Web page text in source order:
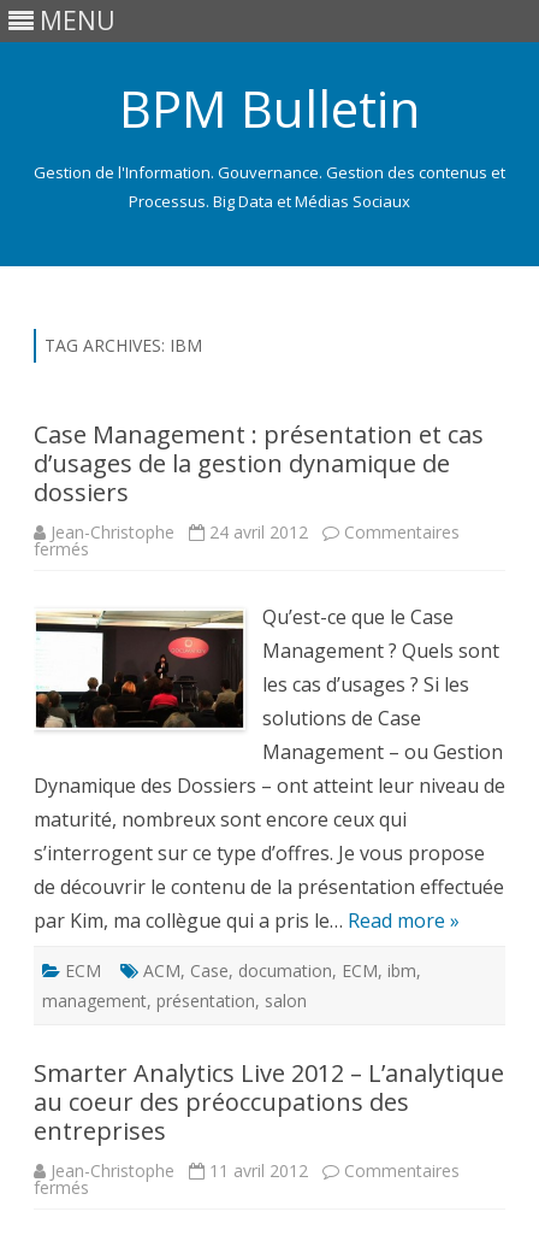
MENU
BPM Bulletin
Gestion de l'Information. Gouvernance. Gestion des contenus et
Processus. Big Data et Médias Sociaux
TAG ARCHIVES: IBM
Case Management : présentation et cas
d’usages de la gestion dynamique de
dossiers
Jean-Christophe 24 avril 2012 Commentaires
fermés
présentation
et
cas
d’usages
de
la
gestion
dynamique
Qu’est-ce que le Case
Management ? Quels sont
les cas d’usages ? Si les
solutions de Case
Management – ou Gestion
Dynamique des Dossiers – ont atteint leur niveau de
maturité, nombreux sont encore ceux qui
s’interrogent sur ce type d’offres. Je vous propose
de découvrir le contenu de la présentation effectuée
par Kim, ma collègue qui a pris le… Read more »
ECM ACM, Case, documation, ECM, ibm,
management, présentation, salon
Smarter Analytics Live 2012 – L’analytique
au coeur des préoccupations des
entreprises
Jean-Christophe 11 avril 2012 Commentaires
fermés